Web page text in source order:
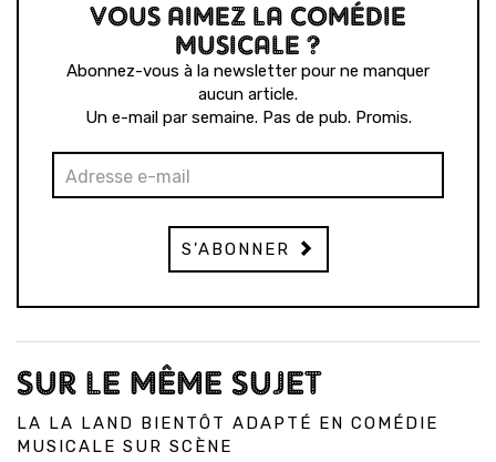
VOUS AIMEZ LA COMÉDIE
MUSICALE ?
Abonnez-vous à la newsletter pour ne manquer
aucun article.
Un e-mail par semaine. Pas de pub. Promis.
S'ABONNER
SUR LE MÊME SUJET
LA LA LAND BIENTÔT ADAPTÉ EN COMÉDIE
MUSICALE SUR SCÈNE